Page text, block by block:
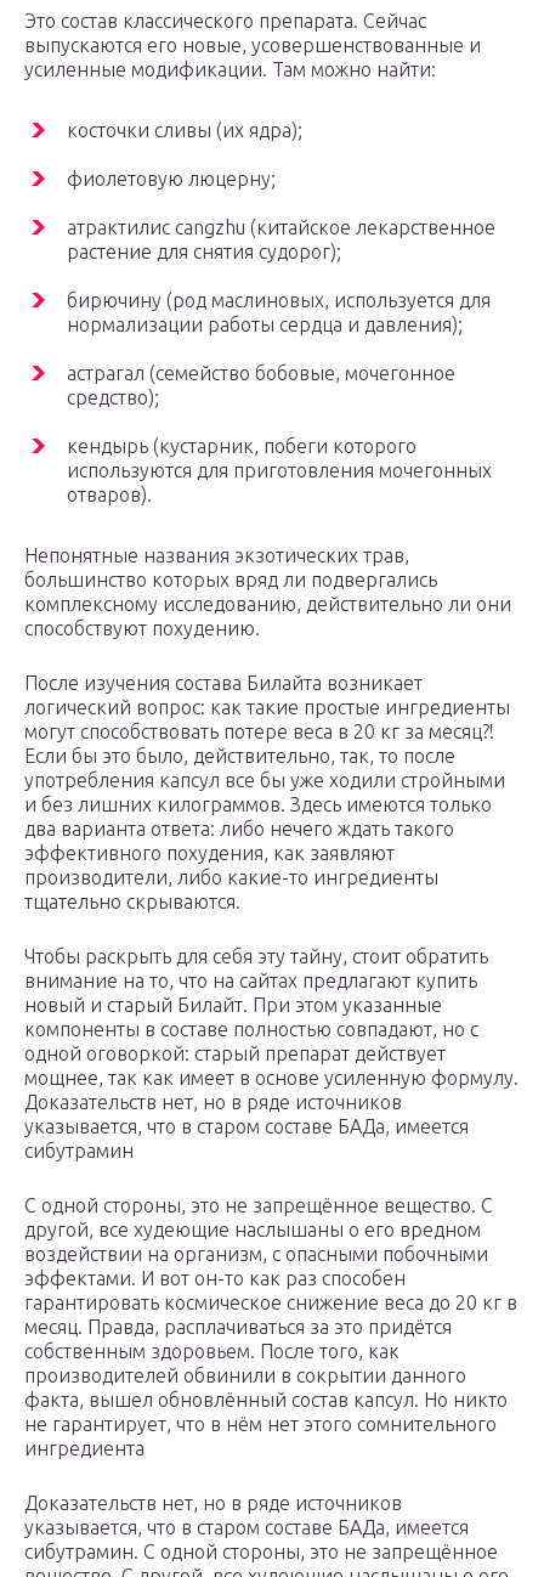
Это состав классического препарата. Сейчас
выпускаются его новые, усовершенствованные и
усиленные модификации. Там можно найти:
косточки сливы (их ядра);
фиолетовую люцерну;
атрактилис cangzhu (китайское лекарственное
растение для снятия судорог);
бирючину (род маслиновых, используется для
нормализации работы сердца и давления);
астрагал (семейство бобовые, мочегонное
средство);
кендырь (кустарник, побеги которого
используются для приготовления мочегонных
отваров).
Непонятные названия экзотических трав,
большинство которых вряд ли подвергались
комплексному исследованию, действительно ли они
способствуют похудению.
После изучения состава Билайта возникает
логический вопрос: как такие простые ингредиенты
могут способствовать потере веса в 20 кг за месяц?!
Если бы это было, действительно, так, то после
употребления капсул все бы уже ходили стройными
и без лишних килограммов. Здесь имеются только
два варианта ответа: либо нечего ждать такого
эффективного похудения, как заявляют
производители, либо какие-то ингредиенты
тщательно скрываются.
Чтобы раскрыть для себя эту тайну, стоит обратить
внимание на то, что на сайтах предлагают купить
новый и старый Билайт. При этом указанные
компоненты в составе полностью совпадают, но с
одной оговоркой: старый препарат действует
мощнее, так как имеет в основе усиленную формулу.
Доказательств нет, но в ряде источников
указывается, что в старом составе БАДа, имеется
сибутрамин
С одной стороны, это не запрещённое вещество. С
другой, все худеющие наслышаны о его вредном
воздействии на организм, с опасными побочными
эффектами. И вот он-то как раз способен
гарантировать космическое снижение веса до 20 кг в
месяц. Правда, расплачиваться за это придётся
собственным здоровьем. После того, как
производителей обвинили в сокрытии данного
факта, вышел обновлённый состав капсул. Но никто
не гарантирует, что в нём нет этого сомнительного
ингредиента
Доказательств нет, но в ряде источников
указывается, что в старом составе БАДа, имеется
сибутрамин. С одной стороны, это не запрещённое